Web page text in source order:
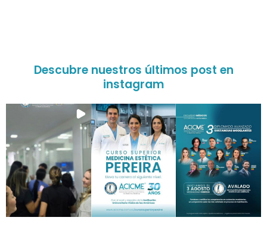
Descubre nuestros últimos post en
instagram